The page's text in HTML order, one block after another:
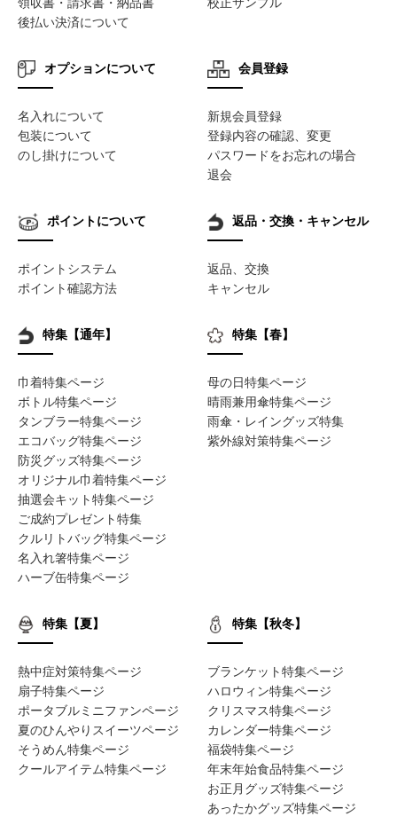
後払い決済について
オプションについて
名入れについて
包装について
のし掛けについて
会員登録
新規会員登録
登録内容の確認、変更
パスワードをお忘れの場合
退会
ポイントについて
ポイントシステム
ポイント確認方法
返品・交換・キャンセル
返品、交換
キャンセル
特集【通年】
巾着特集ページ
ボトル特集ページ
タンブラー特集ページ
エコバッグ特集ページ
防災グッズ特集ページ
オリジナル巾着特集ページ
抽選会キット特集ページ
ご成約プレゼント特集
クルリトバッグ特集ページ
名入れ箸特集ページ
ハーブ缶特集ページ
特集【春】
母の日特集ページ
晴雨兼用傘特集ページ
雨傘・レイングッズ特集
紫外線対策特集ページ
特集【夏】
熱中症対策特集ページ
扇子特集ページ
ポータブルミニファンページ
夏のひんやりスイーツページ
そうめん特集ページ
クールアイテム特集ページ
特集【秋冬】
ブランケット特集ページ
ハロウィン特集ページ
クリスマス特集ページ
カレンダー特集ページ
福袋特集ページ
年末年始食品特集ページ
お正月グッズ特集ページ
あったかグッズ特集ページ